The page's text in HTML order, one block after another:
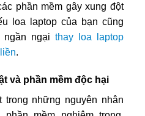
phần mềm gây xung đột
loa laptop của bạn cũng
ngại thay loa laptop
.
và phần mềm độc hại
trong những nguyên nhân